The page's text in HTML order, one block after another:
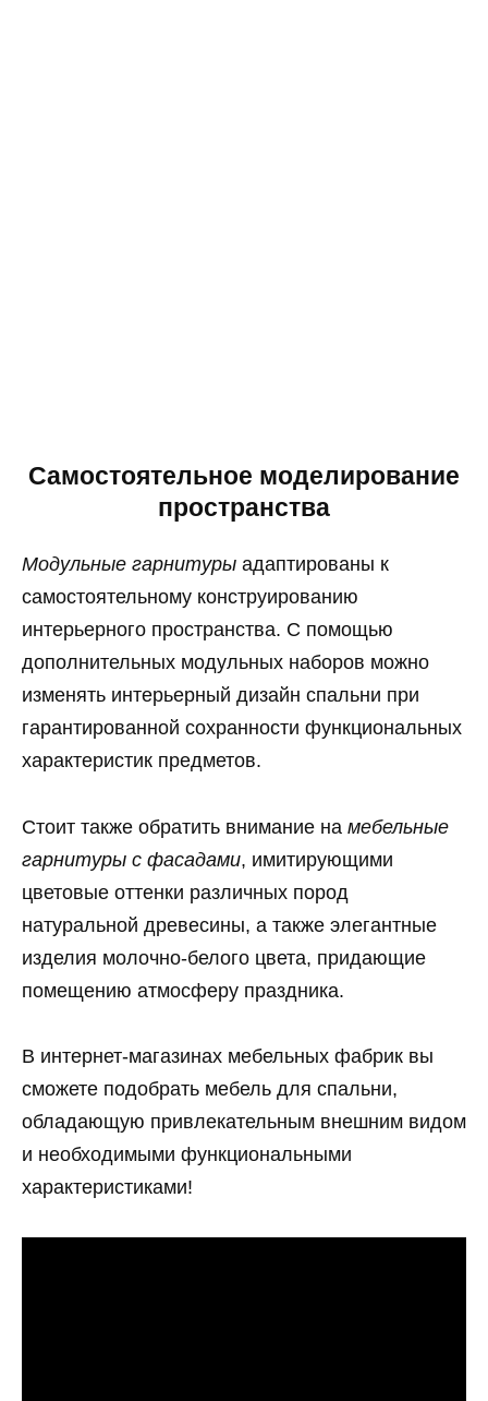
Самостоятельное моделирование
пространства
Модульные гарнитуры адаптированы к
самостоятельному конструированию
интерьерного пространства. С помощью
дополнительных модульных наборов можно
изменять интерьерный дизайн спальни при
гарантированной сохранности функциональных
характеристик предметов.
Стоит также обратить внимание на мебельные
гарнитуры с фасадами, имитирующими
цветовые оттенки различных пород
натуральной древесины, а также элегантные
изделия молочно-белого цвета, придающие
помещению атмосферу праздника.
В интернет-магазинах мебельных фабрик вы
сможете подобрать мебель для спальни,
обладающую привлекательным внешним видом
и необходимыми функциональными
характеристиками!